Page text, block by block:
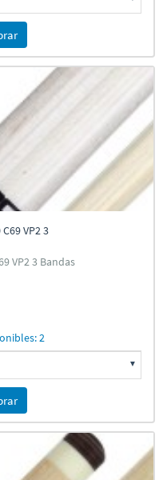
VP2 3
VP2 3 Bandas
2